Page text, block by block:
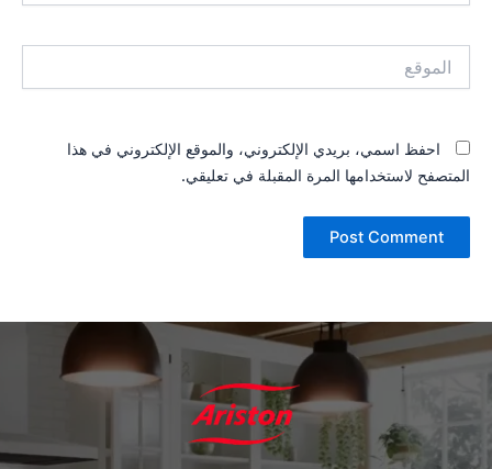
احفظ اسمي، بريدي الإلكتروني، والموقع الإلكتروني في هذا
المتصفح لاستخدامها المرة المقبلة في تعليقي.